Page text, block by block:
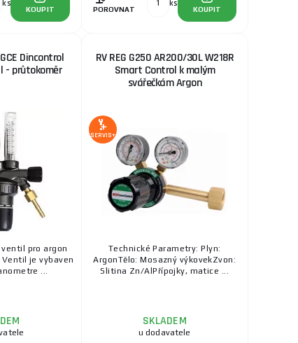
ks
KOUPIT POROVNAT
ks
KOUPIT
Dincontrol
- průtokoměr
pro argon
je vybaven
...
RV REG G250 AR200/30L W218R
Smart Control k malým
svářečkám Argon
SERVIS+
Technické Parametry: Plyn:
ArgonTělo: Mosazný výkovekZvon:
Slitina Zn/AlPřípojky, matice ...
SKLADEM
u dodavatele